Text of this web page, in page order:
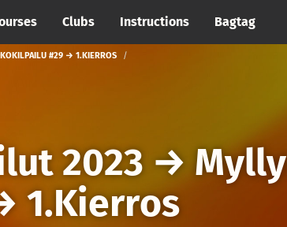
Clubs Instructions Bagtag
#29 → 1.KIERROS
2023 →
1.Kierros